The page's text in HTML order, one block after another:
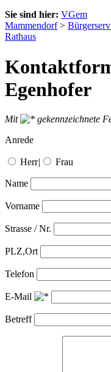
Sie sind hier: VGem
Mammendorf>
Rathaus
Egenhofer
Mit
gekennzeichnete
Anrede
Herr| Frau
Name
Vorname
Strasse / Nr.
PLZ,Ort
Telefon
E-Mail
Betreff